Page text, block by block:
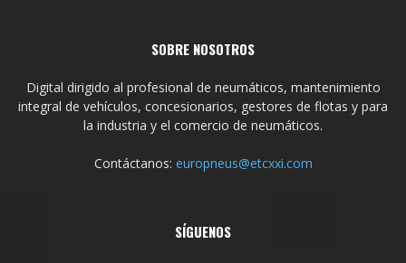
SOBRE NOSOTROS
Digital dirigido al profesional de neumáticos, mantenimiento
integral de vehículos, concesionarios, gestores de flotas y para
la industria y el comercio de neumáticos.
Contáctanos: europneus@etcxxi.com
SÍGUENOS